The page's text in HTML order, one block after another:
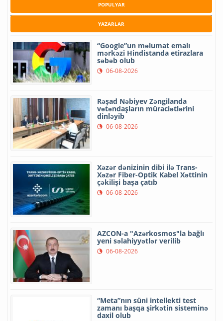
POPULYAR
YAZARLAR
“Google”un məlumat emalı
mərkəzi Hindistanda etirazlara
səbəb olub
06-08-2026
Rəşad Nəbiyev Zəngilanda
vətəndaşların müraciətlərini
dinləyib
06-08-2026
Xəzər dənizinin dibi ilə Trans-
Xəzər Fiber-Optik Kabel Xəttinin
çəkilişi başa çatıb
06-08-2026
AZCON-a "Azərkosmos"la bağlı
yeni səlahiyyətlər verilib
06-08-2026
“Meta”nın süni intellekti test
zamanı başqa şirkətin sisteminə
daxil olub